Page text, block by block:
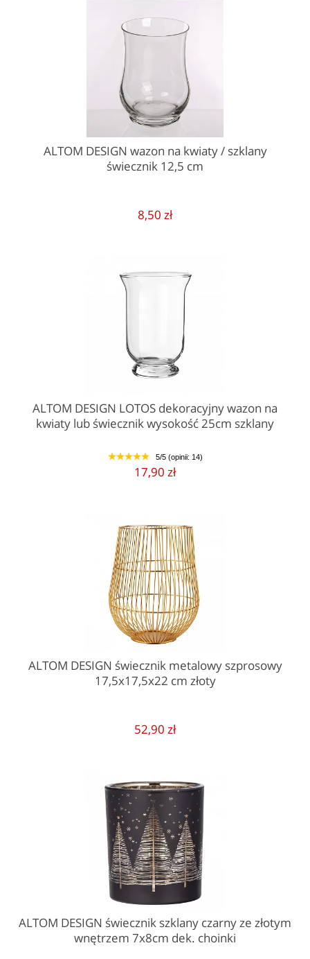
ALTOM DESIGN wazon na kwiaty / szklany
świecznik 12,5 cm
8,50 zł
ALTOM DESIGN LOTOS dekoracyjny wazon na
kwiaty lub świecznik wysokość 25cm szklany
1 2 3 4 5 5/5 (opinii: 14)
17,90 zł
ALTOM DESIGN świecznik metalowy szprosowy
17,5x17,5x22 cm złoty
52,90 zł
ALTOM DESIGN świecznik szklany czarny ze złotym
wnętrzem 7x8cm dek. choinki